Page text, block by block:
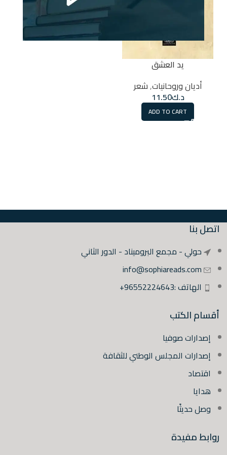
يد العشق
أديان وروحانيات,شعر
د.ك11.50
ADD TO CART
اتصل بنا
حولي - مجمع البروميناد - الدور الثاني
info@sophiareads.com
الهاتف :96552224643+
أقسام الكتب
إصدارات صوفيا
إصدارات المجلس الوطني للثقافة
اقتصاد
هدايا
وصل حديثًا
روابط مفيدة